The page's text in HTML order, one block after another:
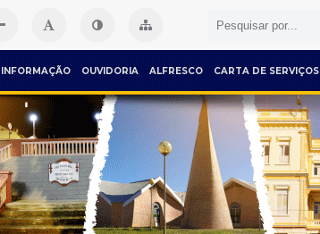
OUVIDORIA ALFRESCO CARTA DE SERVIÇOS